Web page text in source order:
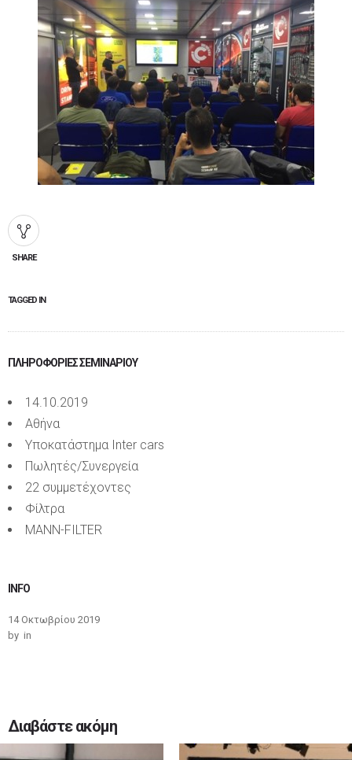
SHARE
TAGGED IN
ΠΛΗΡΟΦΟΡΊΕΣ ΣΕΜΙΝΑΡΊΟΥ
14.10.2019
Αθήνα
Υποκατάστημα Inter cars
Πωλητές/Συνεργεία
22 συμμετέχοντες
Φίλτρα
MANN-FILTER
INFO
14 Οκτωβρίου 2019
by in
Διαβάστε ακόμη
0 0